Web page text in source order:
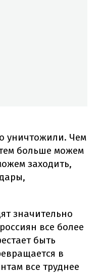
уничтожили. Чем
больше можем
заходить,
значительно
все более
быть
в
все труднее